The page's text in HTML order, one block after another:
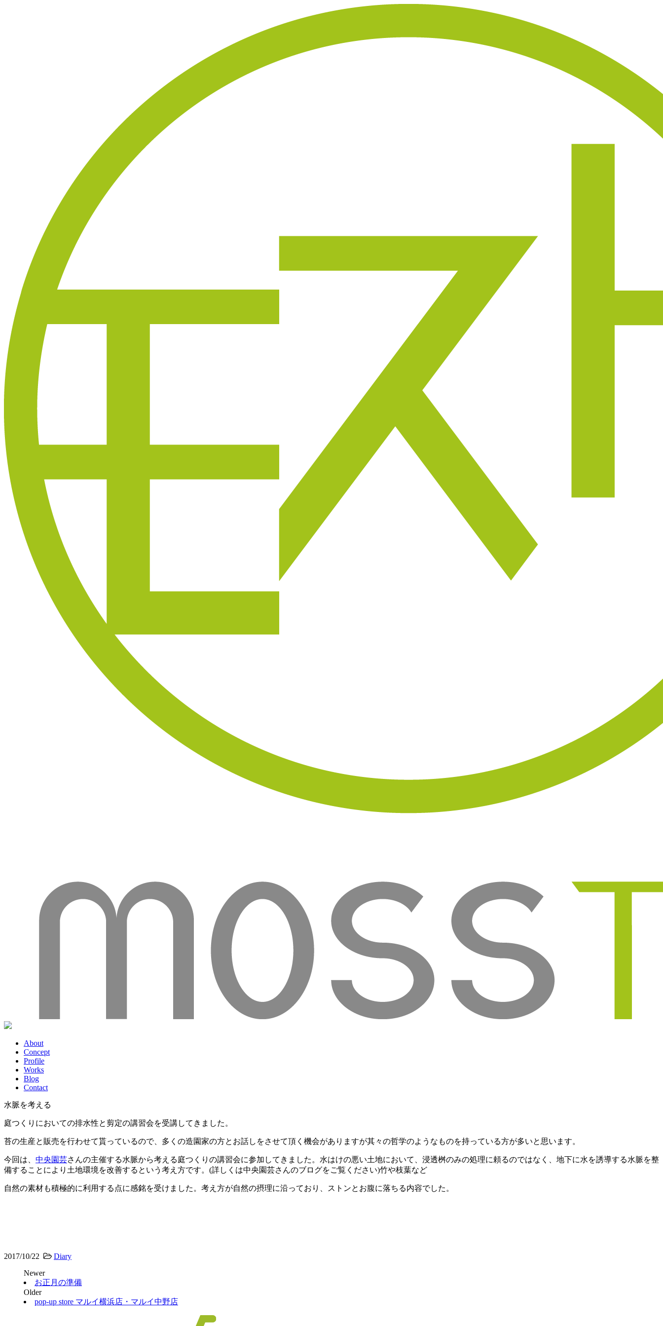
About
Concept
Profile
Works
Blog
Contact
水脈を考える
庭つくりにおいての排水性と剪定の講習会を受講してきました。
苔の生産と販売を行わせて貰っているので、多くの造園家の方とお話しをさせて頂く機会がありますが其々の哲学のようなものを持っている方が多いと思います。
今回は、 中央園芸さんの主催する水脈から考える庭つくりの講習会に参加してきました。水はけの悪い土地において、浸透桝のみの処理に頼るのではなく、地下に水を誘導する水脈を整
備することにより土地環境を改善するという考え方です。(詳しくは中央園芸さんのブログをご覧ください)竹や枝葉など
自然の素材も積極的に利用する点に感銘を受けました。考え方が自然の摂理に沿っており、ストンとお腹に落ちる内容でした。
2017/10/22
Diary
Newer
お正月の準備
Older
pop-up store マルイ横浜店・マルイ中野店